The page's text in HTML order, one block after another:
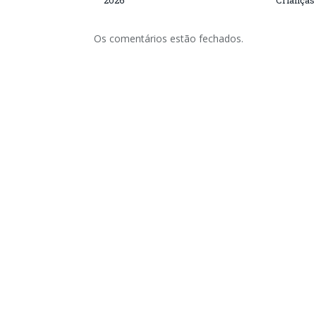
Os comentários estão fechados.